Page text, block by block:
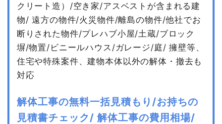
クリート造）/空き家/アスベストが含まれる建
物/ 遠方の物件/火災物件/離島の物件/他社でお
断りされた物件/プレハブ小屋/土蔵/ブロック
塀/物置/ビニールハウス/ガレージ/庭/ 擁壁等、
住宅や特殊案件、建物本体以外の解体・撤去も
対応
解体工事の無料一括見積もり/お持ちの
見積書チェック/ 解体工事の費用相場/